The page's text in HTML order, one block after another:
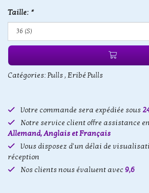
Taille: *
Catégories: Pulls, Eribé Pulls
Votre commande sera expédiée sous
Notre service client offre assistance en
Allemand, Anglais et Français
Vous disposez d'un délai de
réception
Nos clients nous évaluent avec 9,6